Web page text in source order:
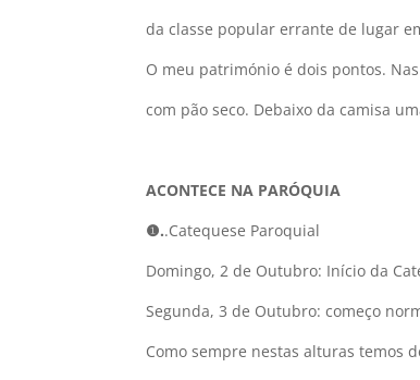
da classe popular errante de lugar
O meu património é dois pontos.
com pão seco. Debaixo da camisa
ACONTECE NA PARÓQUIA
❶..Catequese Paroquial
Domingo, 2 de Outubro: Início da
Segunda, 3 de Outubro: começo
Como sempre nestas alturas temos